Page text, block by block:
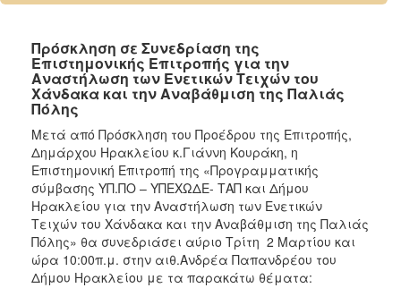
2024
2022
2021
2020
2019
2018
2017
2016
2015
2013
Πρόσκληση σε Συνεδρίαση της
Επιστημονικής Επιτροπής για την
Αναστήλωση των Ενετικών Τειχών του
Χάνδακα και την Αναβάθμιση της Παλιάς
Πόλης
Μετά από Πρόσκληση του Προέδρου της Επιτροπής,
Δημάρχου Ηρακλείου κ.Γιάννη Κουράκη, η
Επιστημονική Επιτροπή της «Προγραμματικής
σύμβασης ΥΠ.ΠΟ – ΥΠΕΧΩΔΕ- ΤΑΠ και Δήμου
Ηρακλείου για την Αναστήλωση των Ενετικών
Τειχών του Χάνδακα και την Αναβάθμιση της Παλιάς
Πόλης» θα συνεδριάσει αύριο Τρίτη 2 Μαρτίου και
ώρα 10:00π.μ. στην αιθ.Ανδρέα Παπανδρέου του
Δήμου Ηρακλείου με τα παρακάτω θέματα: